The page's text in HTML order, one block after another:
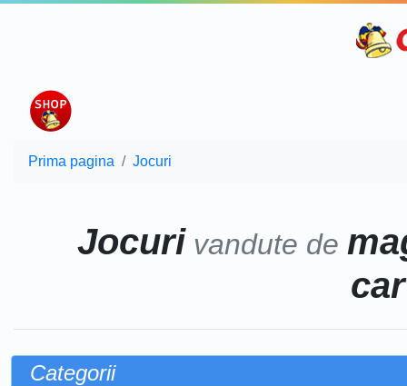
Prima pagina Jocuri
Jocurivandute de
Categorii